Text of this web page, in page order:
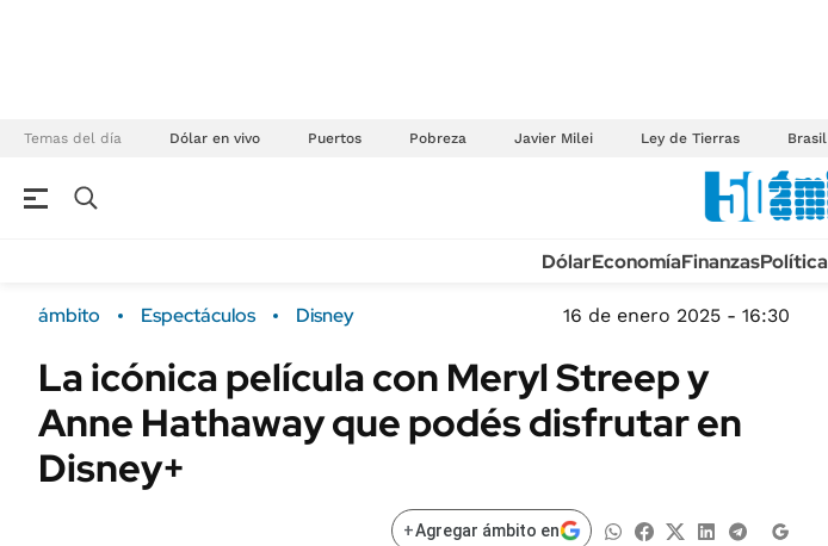
Temas del día Dólar en vivo Puertos Pobreza Javier Milei Ley de Tierras Brasil
Campo
FINANZAS
Dólar
Real Estate
Sustentabilidad
ENERGY REPORT
TECNOLOGÍA
MÉXICO
MUNDO
INFORMACIÓN GENERAL
DólarEconomíaFinanzasPolítica
ámbito Espectáculos Disney 16 de enero 2025 - 16:30
La icónica película con Meryl Streep y
Anne Hathaway que podés disfrutar en
Disney+
+Agregar ámbito en